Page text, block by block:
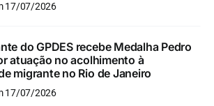
17/07/2026
do GPDES recebe Medalha Pedro
atuação no acolhimento à
migrante no Rio de Janeiro
17/07/2026